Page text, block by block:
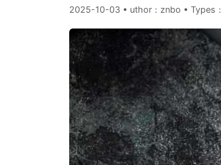
2025-10-03 • uthor：znbo • Types：